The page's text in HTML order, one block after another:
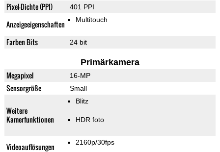
Pixel-Dichte (PPI) 401 PPI
Anzeigeeigenschaften Multitouch
Farben Bits 24 bit
Primärkamera
Megapixel 16-MP
Sensorgröße Small
Weitere
Kamerfunktionen
Blitz
HDR foto
Videoauflösungen 2160p/30fps